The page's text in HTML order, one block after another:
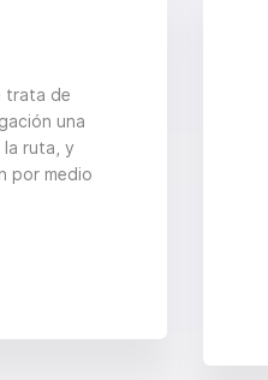
trata de
una
ruta, y
por medio